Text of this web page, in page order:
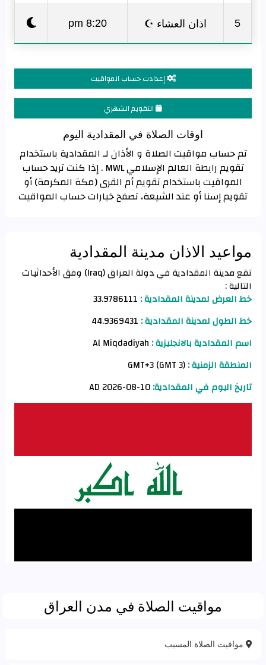
5 اذان العشاء ☪ 8:20 pm
إعدادت حساب المواقيت
التقويم الشهري
اوقات الصلاة في المقدادية اليوم
تم حساب مواقيت الصلاة و الأذان لـ المقدادية باستخدام
تقويم رابطة العالم الإسلامي MWL . إذا كنت تريد حساب
المواقيت باستخدام تقويم أم القرى (مكة المكرمة) أو
تقويم إسنا أو عند الشيعة، تصفح خيارات حساب المواقيت
مواعيد الاذان مدينة المقدادية
تقع مدينة المقدادية في دولة العراق (Iraq) وفق الأحداثيات
التالية :
خط العرض لمدينة المقدادية : 33.9786111
خط الطول لمدينة المقدادية :
اسم المقدادية بالانجليزية :
المنطقة الزمنية :
تاريخ اليوم في المقدادية:
مواقيت الصلاة في مدن العراق
مواقيت الصلاة المسيب